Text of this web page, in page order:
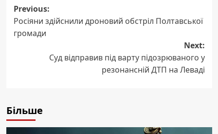
Post
navigation
Previous:
Росіяни здійснили дроновий обстріл Полтавської
громади
Next:
Суд відправив під варту підозрюваного у
резонансній ДТП на Леваді
Більше